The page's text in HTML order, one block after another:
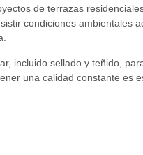
de terrazas
condiciones ambientales
incluido sellado y teñido,
una calidad constante es